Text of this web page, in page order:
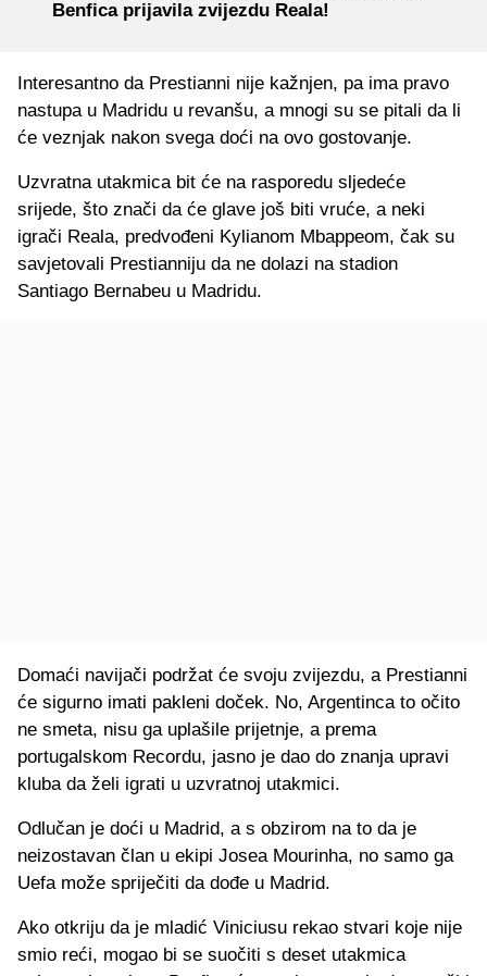
Benfica prijavila zvijezdu Reala!
Interesantno da Prestianni nije kažnjen, pa ima pravo
nastupa u Madridu u revanšu, a mnogi su se pitali da li
će veznjak nakon svega doći na ovo gostovanje.
Uzvratna utakmica bit će na rasporedu sljedeće
srijede, što znači da će glave još biti vruće, a neki
igrači Reala, predvođeni Kylianom Mbappeom, čak su
savjetovali Prestianniju da ne dolazi na stadion
Santiago Bernabeu u Madridu.
Domaći navijači podržat će svoju zvijezdu, a Prestianni
će sigurno imati pakleni doček. No, Argentinca to očito
ne smeta, nisu ga uplašile prijetnje, a prema
portugalskom Recordu, jasno je dao do znanja upravi
kluba da želi igrati u uzvratnoj utakmici.
Odlučan je doći u Madrid, a s obzirom na to da je
neizostavan član u ekipi Josea Mourinha, no samo ga
Uefa može spriječiti da dođe u Madrid.
Ako otkriju da je mladić Viniciusu rekao stvari koje nije
smio reći, mogao bi se suočiti s deset utakmica